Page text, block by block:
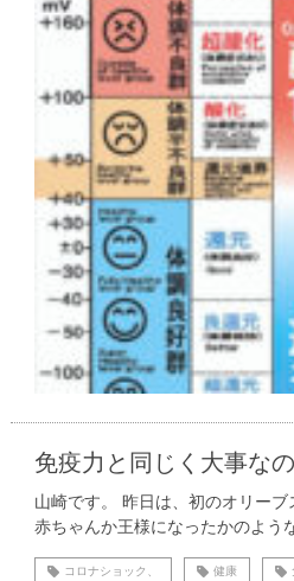
免疫力と同じく大事な
山崎です。 昨日は、初のオリーブ
赤ちゃんか王様になったかのよう
コロナショック、 健康